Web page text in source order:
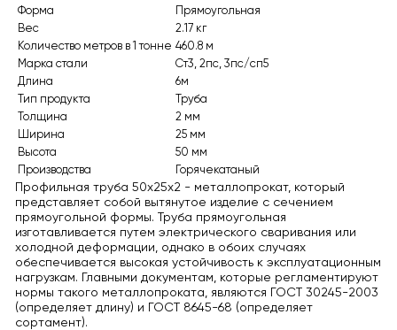
Форма
Прямоугольная
Вес
2.17 кг
Количество метров в 1 тонне 460.8 м
Марка стали
Ст3, 2пс, 3пс/сп5
Длина
6м
Тип продукта
Труба
Толщина
2 мм
Ширина
25 мм
Высота
50 мм
Производства
Горячекатаный
Профильная труба 50x25x2 - металлопрокат, который
представляет собой вытянутое изделие с сечением
прямоугольной формы. Труба прямоугольная
изготавливается путем электрического сваривания или
холодной деформации, однако в обоих случаях
обеспечивается высокая устойчивость к эксплуатационным
нагрузкам. Главными документам, которые регламентируют
нормы такого металлопроката, являются ГОСТ 30245-2003
(определяет длину) и ГОСТ 8645-68 (определяет
сортамент).